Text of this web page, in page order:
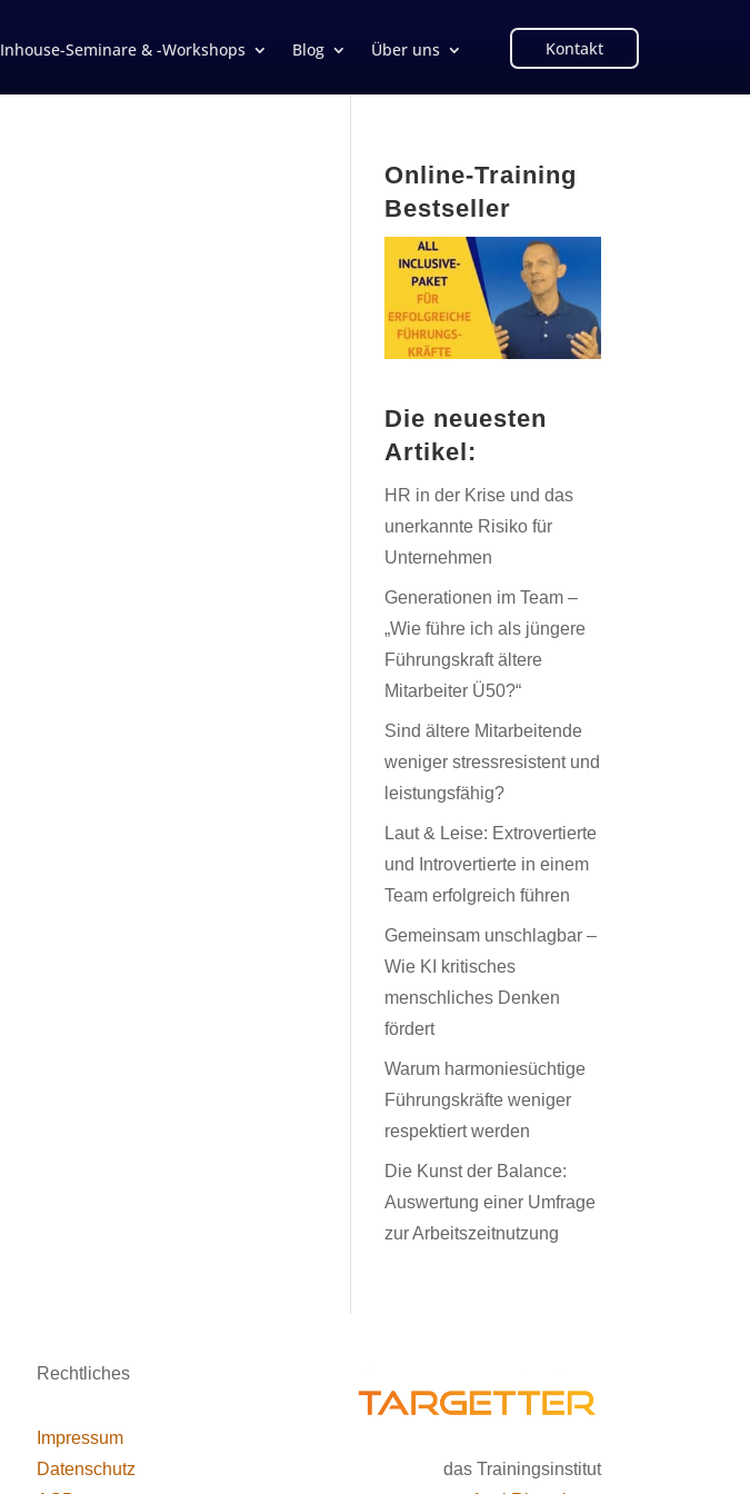
Inhouse-Seminare & -Workshops Blog Über uns Kontakt
Online-Training
Bestseller
Die neuesten
Artikel:
HR in der Krise und das
unerkannte Risiko für
Unternehmen
Generationen im Team –
„Wie führe ich als jüngere
Führungskraft ältere
Mitarbeiter Ü50?“
Sind ältere Mitarbeitende
weniger stressresistent und
leistungsfähig?
Laut & Leise: Extrovertierte
und Introvertierte in einem
Team erfolgreich führen
Gemeinsam unschlagbar –
Wie KI kritisches
menschliches Denken
fördert
Warum harmoniesüchtige
Führungskräfte weniger
respektiert werden
Die Kunst der Balance:
Auswertung einer Umfrage
zur Arbeitszeitnutzung
Rechtliches
Impressum
Datenschutz
das Trainingsinstitut